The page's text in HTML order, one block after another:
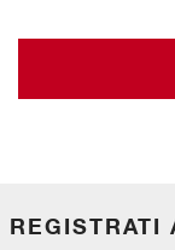
REGISTRATI